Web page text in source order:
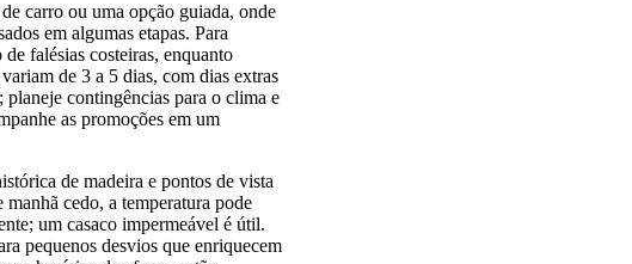
carro ou uma opção guiada, onde
em algumas etapas. Para
falésias costeiras, enquanto
de 3 a 5 dias, com dias extras
planeje contingências para o clima e
as promoções em um
de madeira e pontos de vista
cedo, a temperatura pode
um casaco impermeável é útil.
pequenos desvios que enriquecem